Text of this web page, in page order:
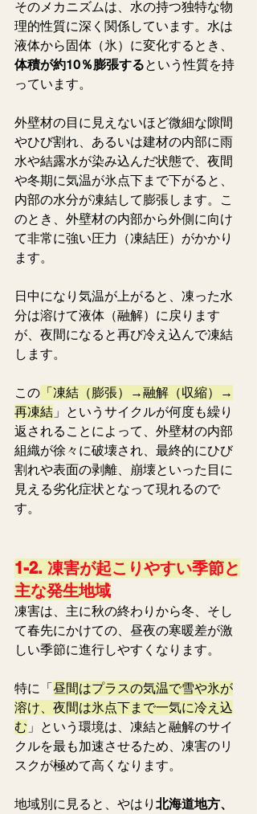
そのメカニズムは、水の持つ独特な物
理的性質に深く関係しています。水は
液体から固体（氷）に変化するとき、
体積が約10％膨張するという性質を持
っています。
外壁材の目に見えないほど微細な隙間
やひび割れ、あるいは建材の内部に雨
水や結露水が染み込んだ状態で、夜間
や冬期に気温が氷点下まで下がると、
内部の水分が凍結して膨張します。こ
のとき、外壁材の内部から外側に向け
て非常に強い圧力（凍結圧）がかかり
ます。
日中になり気温が上がると、凍った水
分は溶けて液体（融解）に戻ります
が、夜間になると再び冷え込んで凍結
します。
この 「凍結（膨張）→融解（収縮）→
再凍結 」というサイクルが何度も繰り
返されることによって、外壁材の内部
組織が徐々に破壊され、最終的にひび
割れや表面の剥離、崩壊といった目に
見える劣化症状となって現れるので
す。
1-2. 凍害が起こりやすい季節と
主な発生地域
凍害は、主に秋の終わりから冬、そし
て春先にかけての、昼夜の寒暖差が激
しい季節に進行しやすくなります。
特に「昼間はプラスの気温で雪や氷が
溶け、夜間は氷点下まで一気に冷え込
む 」という環境は、凍結と融解のサイ
クルを最も加速させるため、凍害のリ
スクが極めて高くなります。
地域別に見ると、やはり 北海道地方、